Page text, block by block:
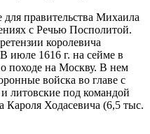
правительства Михаила
с Речью Посполитой.
королевича
июле 1616 г. на сейме в
походе на Москву. В нем
войска во главе с
литовские под командой
Кароля Ходасевича (6,5 тыс.